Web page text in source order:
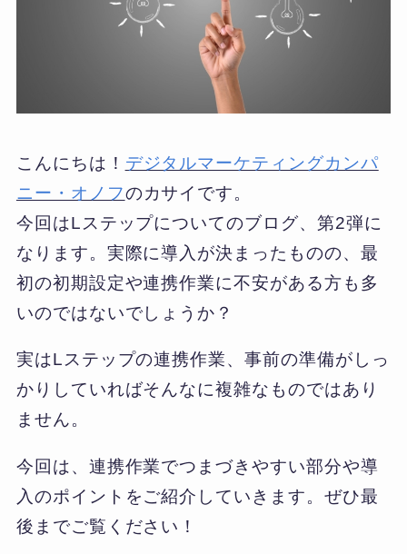
こんにちは！ デジタルマーケティングカンパ
ニー・オノフのカサイです。
今回はLステップについてのブログ、第2弾に
なります。実際に導入が決まったものの、最
初の初期設定や連携作業に不安がある方も多
いのではないでしょうか？
実はLステップの連携作業、事前の準備がしっ
かりしていればそんなに複雑なものではあり
ません。
今回は、連携作業でつまづきやすい部分や導
入のポイントをご紹介していきます。ぜひ最
後までご覧ください！